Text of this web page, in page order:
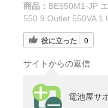
商品： BE550M1-JP
550 9 Outlet 550VA 1
役に立った 0
サイトからの返信
電池屋サ